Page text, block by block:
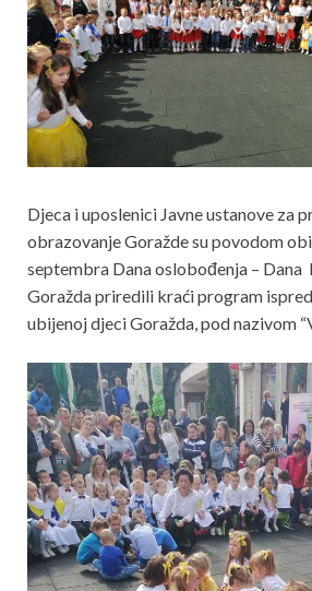
Djeca i uposlenici Javne ustanove za
obrazovanje Goražde su povodom
septembra Dana oslobođenja –
Goražda priredili kraći program
ubijenoj djeci Goražda, pod nazivom